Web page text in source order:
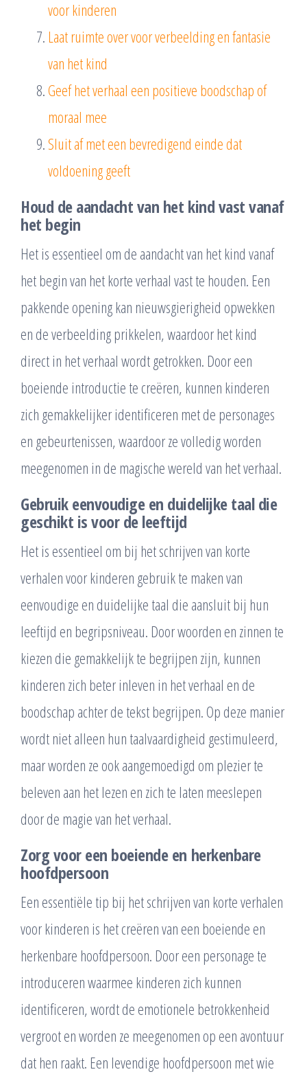
voor kinderen
Laat ruimte over voor verbeelding en fantasie
van het kind
Geef het verhaal een positieve boodschap of
moraal mee
Sluit af met een bevredigend einde dat
voldoening geeft
Houd de aandacht van het kind vast vanaf
het begin
Het is essentieel om de aandacht van het kind vanaf
het begin van het korte verhaal vast te houden. Een
pakkende opening kan nieuwsgierigheid opwekken
en de verbeelding prikkelen, waardoor het kind
direct in het verhaal wordt getrokken. Door een
boeiende introductie te creëren, kunnen kinderen
zich gemakkelijker identificeren met de personages
en gebeurtenissen, waardoor ze volledig worden
meegenomen in de magische wereld van het verhaal.
Gebruik eenvoudige en duidelijke taal die
geschikt is voor de leeftijd
Het is essentieel om bij het schrijven van korte
verhalen voor kinderen gebruik te maken van
eenvoudige en duidelijke taal die aansluit bij hun
leeftijd en begripsniveau. Door woorden en zinnen te
kiezen die gemakkelijk te begrijpen zijn, kunnen
kinderen zich beter inleven in het verhaal en de
boodschap achter de tekst begrijpen. Op deze manier
wordt niet alleen hun taalvaardigheid gestimuleerd,
maar worden ze ook aangemoedigd om plezier te
beleven aan het lezen en zich te laten meeslepen
door de magie van het verhaal.
Zorg voor een boeiende en herkenbare
hoofdpersoon
Een essentiële tip bij het schrijven van korte verhalen
voor kinderen is het creëren van een boeiende en
herkenbare hoofdpersoon. Door een personage te
introduceren waarmee kinderen zich kunnen
identificeren, wordt de emotionele betrokkenheid
vergroot en worden ze meegenomen op een avontuur
dat hen raakt. Een levendige hoofdpersoon met wie